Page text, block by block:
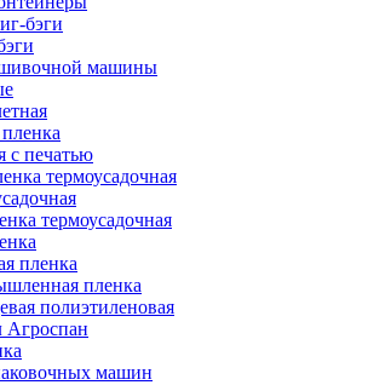
бэги
машины
с печатью
термоусадочная
термоусадочная
пленка
пленка
полиэтиленовая
Агроспан
машин